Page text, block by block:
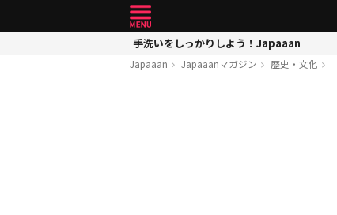
手洗いをしっかりしよう！Japaaan
Japaaan Japaaanマガジン 歴史・文化